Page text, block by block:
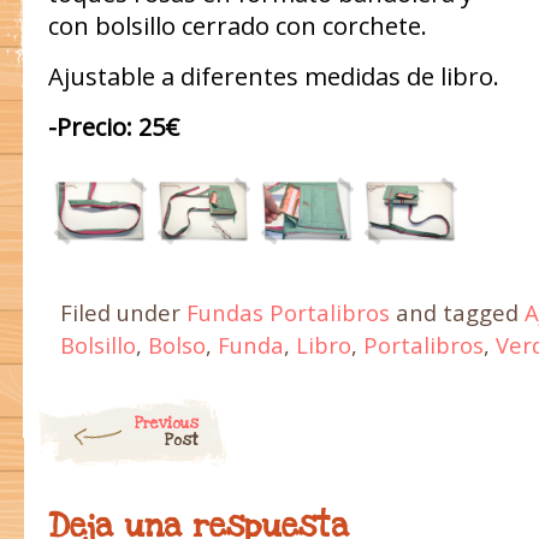
con bolsillo cerrado con corchete.
Ajustable a diferentes medidas de libro.
-Precio: 25€
Filed under Fundas Portalibros and tagged
Bolsillo, Bolso, Funda, Libro, Portalibros,
Previous
Post
Deja una respuesta